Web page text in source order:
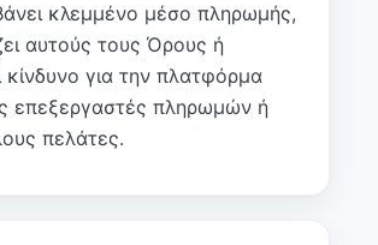
κλεμμένο μέσο πληρωμής,
αυτούς τους Όρους ή
κίνδυνο για την πλατφόρμα
επεξεργαστές πληρωμών ή
πελάτες.